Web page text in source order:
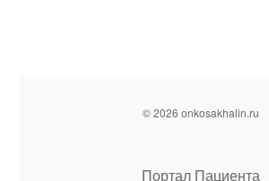
© 2026 onkosakhalin.ru
Портал Пациента